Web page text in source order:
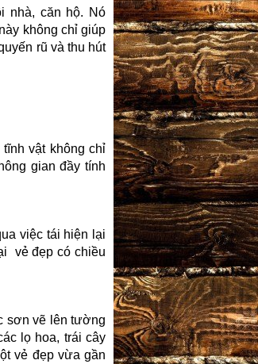
nhà, căn hộ. Nó
không chỉ giúp
rũ và thu hút
vậtkhông chỉ
gian đầy tính
việc tái hiện lại
vẻ đẹp có chiều
sơn vẽ lên tường
lọ hoa, trái cây
vẻ đẹp vừa gần